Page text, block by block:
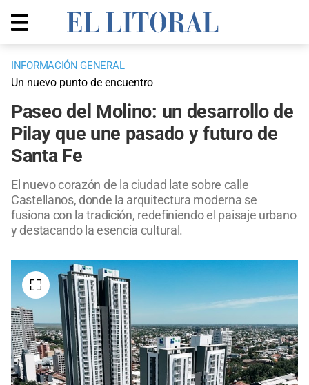
INFORMACIÓN GENERAL
Un nuevo punto de encuentro
Paseo del Molino: un desarrollo de
Pilay que une pasado y futuro de
Santa Fe
El nuevo corazón de la ciudad late sobre calle
Castellanos, donde la arquitectura moderna se
fusiona con la tradición, redefiniendo el paisaje urbano
y destacando la esencia cultural.